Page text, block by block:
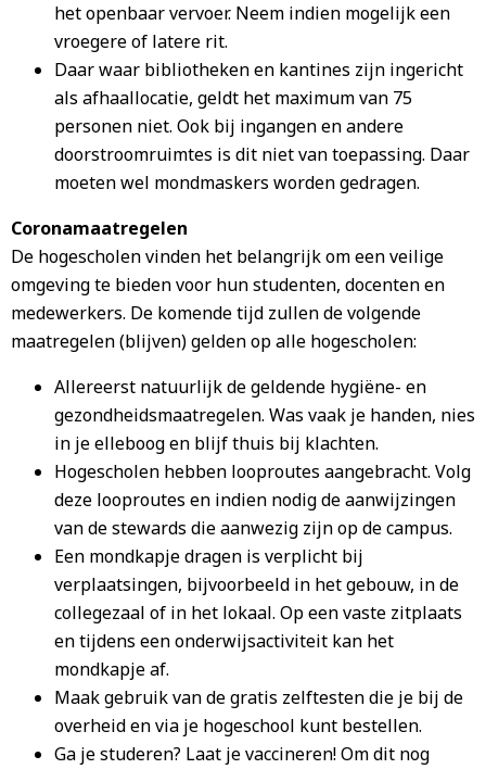
het openbaar vervoer. Neem indien mogelijk een
vroegere of latere rit.
Daar waar bibliotheken en kantines zijn ingericht
als afhaallocatie, geldt het maximum van 75
personen niet. Ook bij ingangen en andere
doorstroomruimtes is dit niet van toepassing. Daar
moeten wel mondmaskers worden gedragen.
Coronamaatregelen
De hogescholen vinden het belangrijk om een veilige
omgeving te bieden voor hun studenten, docenten en
medewerkers. De komende tijd zullen de volgende
maatregelen (blijven) gelden op alle hogescholen:
Allereerst natuurlijk de geldende hygiëne- en
gezondheidsmaatregelen. Was vaak je handen, nies
in je elleboog en blijf thuis bij klachten.
Hogescholen hebben looproutes aangebracht. Volg
deze looproutes en indien nodig de aanwijzingen
van de stewards die aanwezig zijn op de campus.
Een mondkapje dragen is verplicht bij
verplaatsingen, bijvoorbeeld in het gebouw, in de
collegezaal of in het lokaal. Op een vaste zitplaats
en tijdens een onderwijsactiviteit kan het
mondkapje af.
Maak gebruik van de gratis zelftesten die je bij de
overheid en via je hogeschool kunt bestellen.
Ga je studeren? Laat je vaccineren! Om dit nog